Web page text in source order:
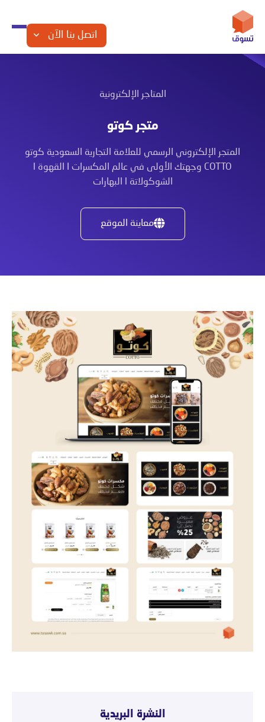
اتصل بنا الآن
المتاجر الإلكترونية
متجر كوتو
المتجر الإلكتروني الرسمي للعلامة التجارية السعودية كوتو
الشوكولاتة l البهارات
معاينة الموقع
النشرة البريدية